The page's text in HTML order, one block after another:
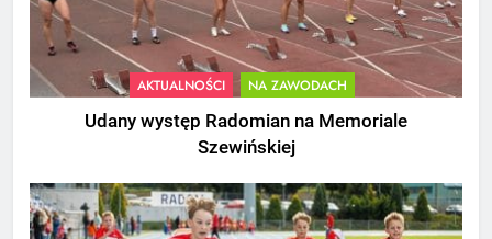
AKTUALNOŚCI NA ZAWODACH
Udany występ Radomian na Memoriale
Szewińskiej